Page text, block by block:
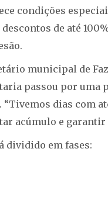
condições
de até
municipal de
passou por uma
“Tivemos dias com
acúmulo e
dividido em fases: